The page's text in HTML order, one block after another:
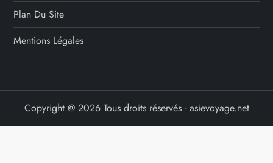
Plan Du Site
Mentions Légales
Copyright @ 2026 Tous droits réservés - asievoyage.net